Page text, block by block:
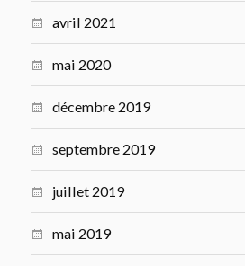
avril 2021
mai 2020
décembre 2019
septembre 2019
juillet 2019
mai 2019